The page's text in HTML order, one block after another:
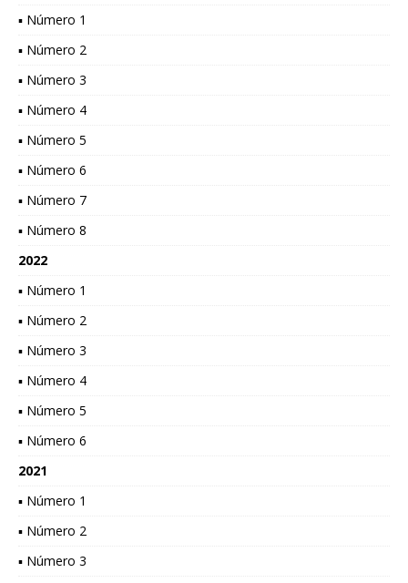
▪ Número 1
▪ Número 2
▪ Número 3
▪ Número 4
▪ Número 5
▪ Número 6
▪ Número 7
▪ Número 8
2022
▪ Número 1
▪ Número 2
▪ Número 3
▪ Número 4
▪ Número 5
▪ Número 6
2021
▪ Número 1
▪ Número 2
▪ Número 3